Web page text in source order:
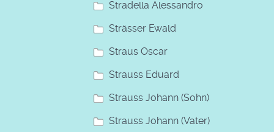
Stradella Alessandro
Strässer Ewald
Straus Oscar
Strauss Eduard
Strauss Johann (Sohn)
Strauss Johann (Vater)